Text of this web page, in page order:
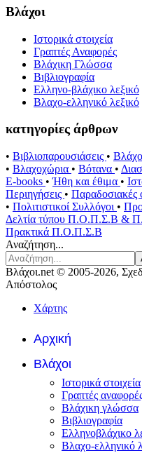
Βλάχοι
Ιστορικά στοιχεία
Γραπτές Αναφορές
Βλάχικη Γλώσσα
Βιβλιογραφία
Ελληνο-βλάχικο λεξικό
Βλαχο-ελληνικό λεξικό
κατηγορίες άρθρων
• Βιβλιοπαρουσιάσεις •
• Βλαχοχώρια • Βότανα •
E-books •Ήθη και έθιμα •
Περιηγήσεις • Παραδοσιακές
• Πολιτιστικοί Συλλόγοι •
Δελτία τύπου Π.Ο.Π.Σ.Β &
Πρακτικά Π.Ο.Π.Σ.Β
Αναζήτηση...
Βλάχοι.net © 2005-2026,
Απόστολος
Χάρτης
Αρχική
Βλάχοι
Ιστορικά στοιχεία
Γραπτές
Βλάχικη γλώσσα
Βιβλιογραφία
Ελληνοβλάχικο
Βλαχο-ελληνικό